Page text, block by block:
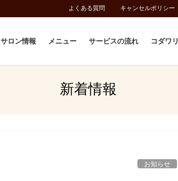
よくある質問 キャンセルポリシー
サロン情報 メニュー サービスの流れ コダワリ
新着情報
お知らせ